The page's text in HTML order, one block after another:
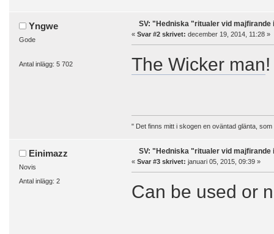
Yngwe
Gode
Antal inlägg: 5 702
SV: "Hedniska "ritualer vid majfirande
« Svar #2 skrivet: december 19, 2014, 11:28 »
The Wicker man!
" Det finns mitt i skogen en oväntad glänta,
Einimazz
Novis
Antal inlägg: 2
SV: "Hedniska "ritualer vid majfirande
« Svar #3 skrivet: januari 05, 2015, 09:39 »
Can be used or